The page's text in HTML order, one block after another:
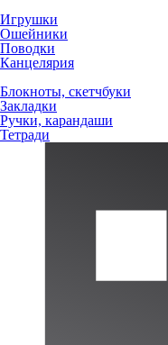
Игрушки
Ошейники
Поводки
Канцелярия
Блокноты, скетчбуки
Закладки
Ручки, карандаши
Тетради